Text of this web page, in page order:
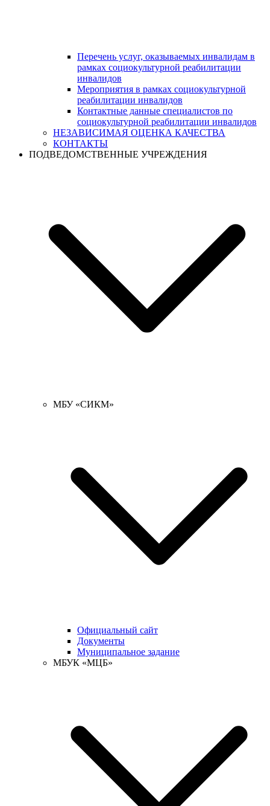
Перечень услуг, оказываемых инвалидам в
рамках социокультурной реабилитации
инвалидов
Мероприятия в рамках социокультурной
реабилитации инвалидов
Контактные данные специалистов по
социокультурной реабилитации инвалидов
НЕЗАВИСИМАЯ ОЦЕНКА КАЧЕСТВА
КОНТАКТЫ
ПОДВЕДОМСТВЕННЫЕ УЧРЕЖДЕНИЯ
МБУ «СИКМ»
Официальный сайт
Документы
Муниципальное задание
МБУК «МЦБ»